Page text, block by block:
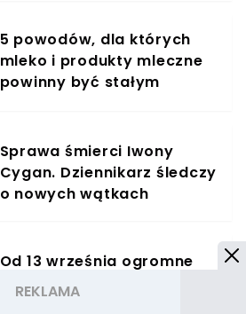
5 powodów, dla których
mleko i produkty mleczne
powinny być stałym
Sprawa śmierci Iwony
Cygan. Dziennikarz śledczy
o nowych wątkach
Od 13 września ogromne
zmiany w e-receptach.